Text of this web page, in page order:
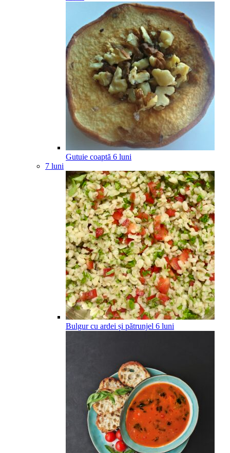
Gutuie coaptă 6 luni
7 luni
Bulgur cu ardei și pătrunjel 6 luni